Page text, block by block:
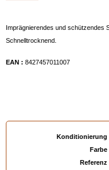
Imprägnierendes und schützendes
Schnelltrocknend.
EAN : 8427457011007
Konditionierung
Farbe
Referenz